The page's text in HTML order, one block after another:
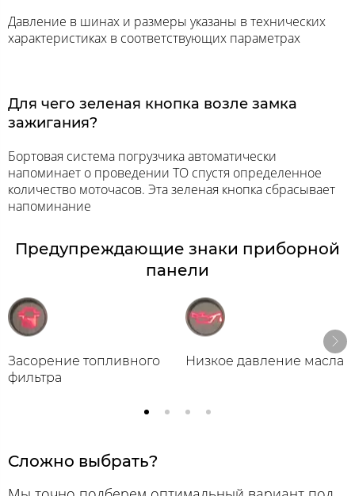
Давление в шинах и размеры указаны в технических
характеристиках в соответствующих параметрах
Для чего зеленая кнопка возле замка
зажигания?
Бортовая система погрузчика автоматически
напоминает о проведении ТО спустя определенное
количество моточасов. Эта зеленая кнопка сбрасывает
напоминание
Предупреждающие знаки приборной
панели
Засорение топливного
фильтра
Низкое давление масла
Сложно выбрать?